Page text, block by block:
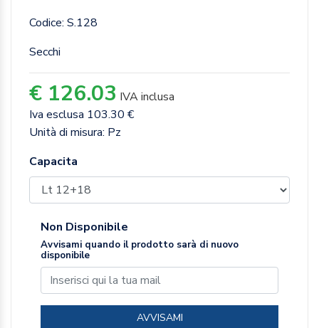
Codice: S.128
Secchi
€ 126.03 IVA inclusa
Iva esclusa 103.30 €
Unità di misura: Pz
Capacita
Non Disponibile
Avvisami quando il prodotto sarà di nuovo
disponibile
AVVISAMI